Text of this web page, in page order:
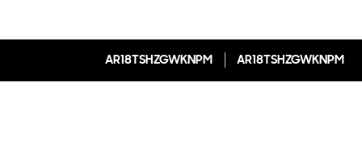
AR18TSHZGWKNPM
AR18TSHZGWKNPM